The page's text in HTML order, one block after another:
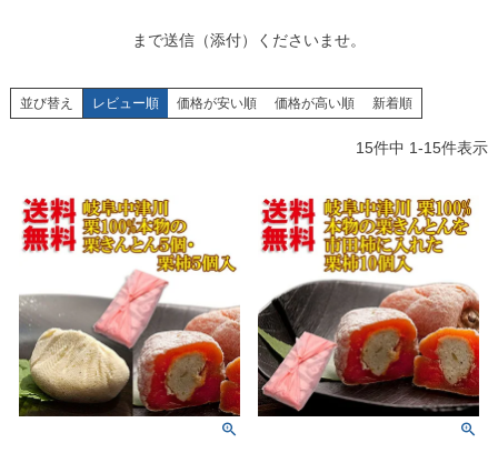
まで送信（添付）くださいませ。
並び替え レビュー順 価格が安い順 価格が高い順 新着順
15件中 1-15件表示